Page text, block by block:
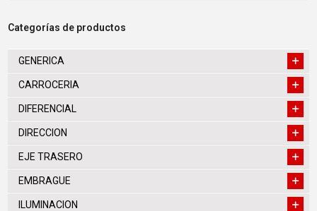
Categorías de productos
GENERICA
CARROCERIA
DIFERENCIAL
DIRECCION
EJE TRASERO
EMBRAGUE
ILUMINACION